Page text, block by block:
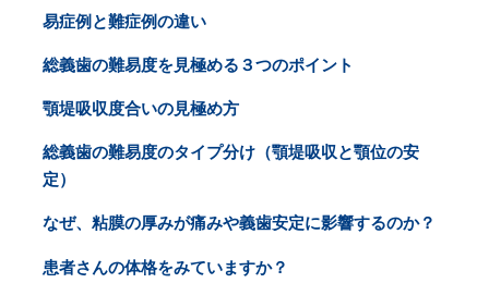
易症例と難症例の違い
総義歯の難易度を見極める３つのポイント
顎堤吸収度合いの見極め方
総義歯の難易度のタイプ分け（顎堤吸収と顎位の安
定）
なぜ、粘膜の厚みが痛みや義歯安定に影響するのか？
患者さんの体格をみていますか？